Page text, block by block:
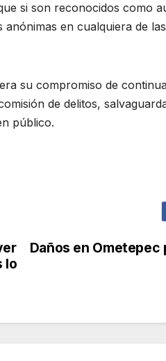
si son reconocidos como
en cualquiera de
su compromiso de
de delitos,
público.
Daños en Ometepec
lo